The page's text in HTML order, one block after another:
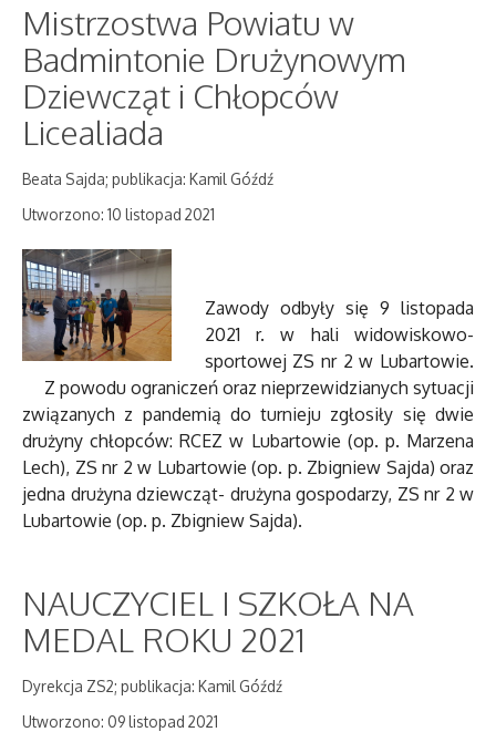
Mistrzostwa Powiatu w
Badmintonie Drużynowym
Dziewcząt i Chłopców
Licealiada
Beata Sajda; publikacja: Kamil Góźdź
Utworzono: 10 listopad 2021
Zawody odbyły się 9 listopada
2021 r. w hali widowiskowo-
sportowej ZS nr 2 w Lubartowie.
Z powodu ograniczeń oraz nieprzewidzianych sytuacji
związanych z pandemią do turnieju zgłosiły się dwie
drużyny chłopców: RCEZ w Lubartowie (op. p. Marzena
Lech), ZS nr 2 w Lubartowie (op. p. Zbigniew Sajda) oraz
jedna drużyna dziewcząt- drużyna gospodarzy, ZS nr 2 w
Lubartowie (op. p. Zbigniew Sajda).
NAUCZYCIEL I SZKOŁA NA
MEDAL ROKU 2021
Dyrekcja ZS2; publikacja: Kamil Góźdź
Utworzono: 09 listopad 2021